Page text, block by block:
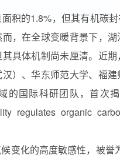
的1.8%，但其有机碳封
，在全球变暖背景下，
具体机制尚未厘清。近
）、华东师范大学、福
的国际科研团队，首次
regulates organic
化的高度敏感性，被誉